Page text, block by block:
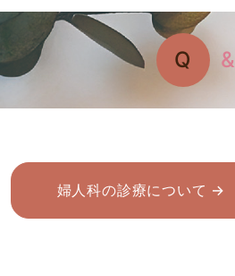
Q &
婦人科の診療について →